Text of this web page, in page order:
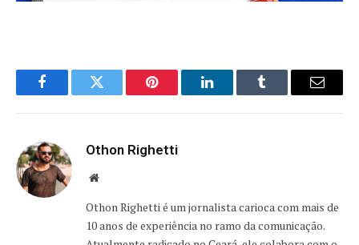
FacebookTwitter Pinterest LinkedInTumblr Email
Othon Righetti
Website
Othon Righetti é um jornalista carioca com mais de
10 anos de experiência no ramo da comunicação.